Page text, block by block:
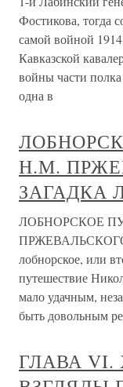
Фостикова, тогда
самой войной 1914
Кавказской
войны части
одна в
Н.М.
ЗАГАДКА
ЛОБНОРСКОЕ
лобнорское, или
путешествие
мало удачным,
быть довольным
ГЛАВА VI.